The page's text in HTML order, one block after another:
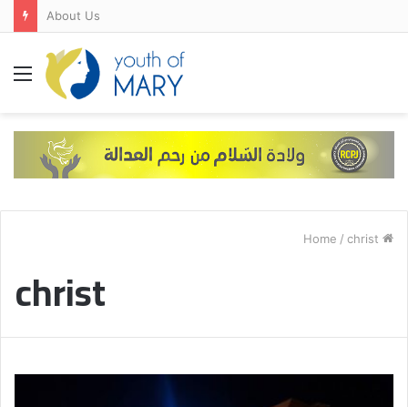
About Us
Menu
/ christ
christ